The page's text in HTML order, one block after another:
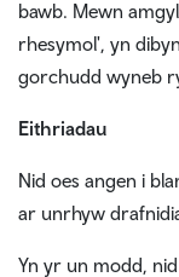
bawb. Mewn
rhesymol', yn
gorchudd wyneb
Eithriadau
Nid oes angen i
ar unrhyw
Yn yr un modd,